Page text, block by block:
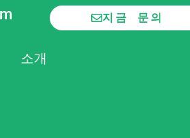
지금 문의
소개